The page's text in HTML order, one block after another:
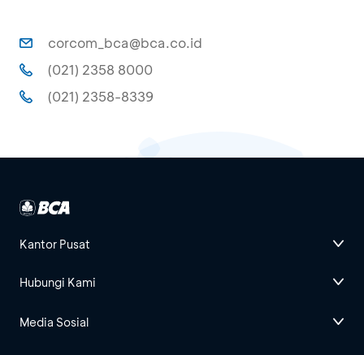
corcom_bca@bca.co.id
(021) 2358 8000
(021) 2358-8339
Kantor Pusat
Hubungi Kami
Media Sosial